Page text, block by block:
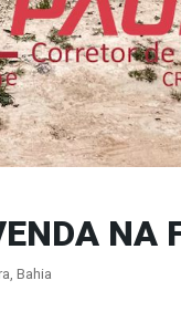
NA
Bahia